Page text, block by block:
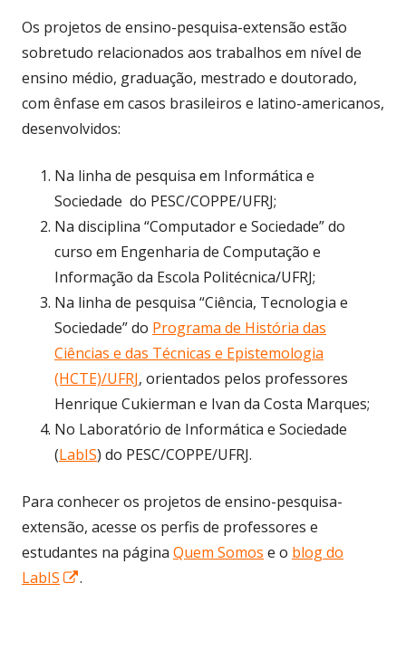
Os projetos de ensino-pesquisa-extensão estão
sobretudo relacionados aos trabalhos em nível de
ensino médio, graduação, mestrado e doutorado,
com ênfase em casos brasileiros e latino-americanos,
desenvolvidos:
Na linha de pesquisa em Informática e
Sociedade do PESC/COPPE/UFRJ;
Na disciplina “Computador e Sociedade” do
curso em Engenharia de Computação e
Informação da Escola Politécnica/UFRJ;
Na linha de pesquisa “Ciência, Tecnologia e
Sociedade” do Programa de História das
Ciências e das Técnicas e Epistemologia
(HCTE)/UFRJ, orientados pelos professores
Henrique Cukierman e Ivan da Costa Marques;
No Laboratório de Informática e Sociedade
(LabIS) do PESC/COPPE/UFRJ.
Para conhecer os projetos de ensino-pesquisa-
extensão, acesse os perfis de professores e
estudantes na página Quem Somos e o blog do
LabIS
Abrir
.